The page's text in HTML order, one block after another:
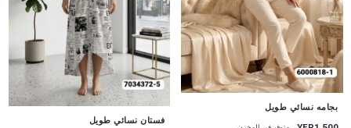
بجامه نسائي طويل
جديد
فستان نسائي طويل